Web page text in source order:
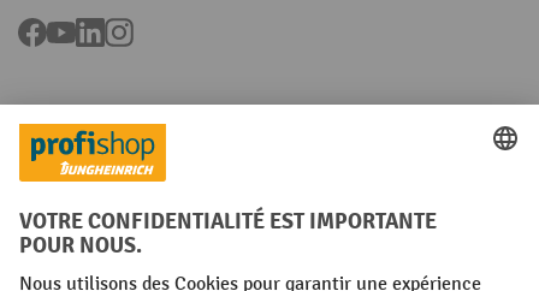
Facebook
YouTubeLinkedInInstagram
Langues
FR NL
Conditions générales Mentions légales